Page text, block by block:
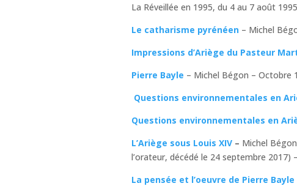
La Réveillée en 1995, du 4 au 7 août 1995
Le catharisme pyrénéen – Michel
Impressions d’Ariège du Pasteur
Pierre Bayle – Michel Bégon – Octobre
Questions environnementales en
Questions environnementales en
L’Ariège sous Louis XIV – Michel
l’orateur, décédé le 24 septembre 2017)
La pensée et l’oeuvre de Pierre Bayle